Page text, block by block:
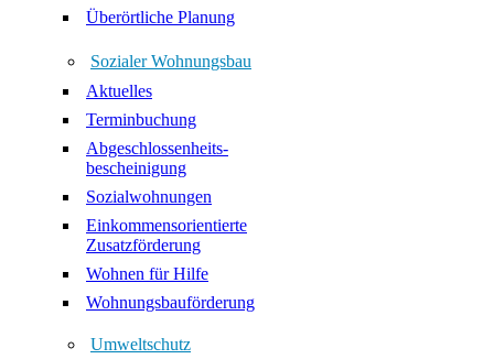
Überörtliche Planung
Sozialer Wohnungsbau
Aktuelles
Terminbuchung
Abgeschlossenheits-
bescheinigung
Sozialwohnungen
Einkommensorientierte
Zusatzförderung
Wohnen für Hilfe
Wohnungsbauförderung
Umweltschutz